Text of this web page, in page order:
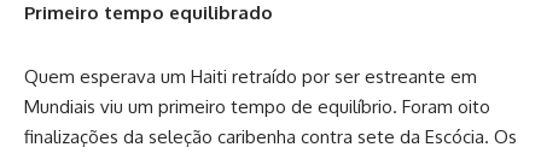
Primeiro tempo equilibrado
Quem esperava um Haiti retraído por ser estreante em
Mundiais viu um primeiro tempo de equilíbrio. Foram oito
finalizações da seleção caribenha contra sete da Escócia. Os